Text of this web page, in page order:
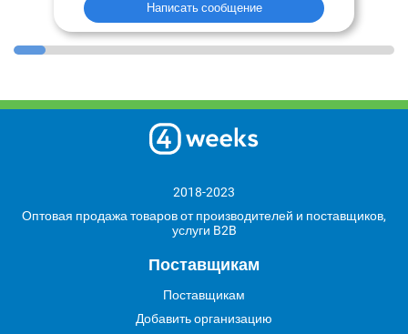
Написать сообщение
2018-2023
Оптовая продажа товаров от производителей и поставщиков,
услуги B2B
Поставщикам
Поставщикам
Добавить организацию